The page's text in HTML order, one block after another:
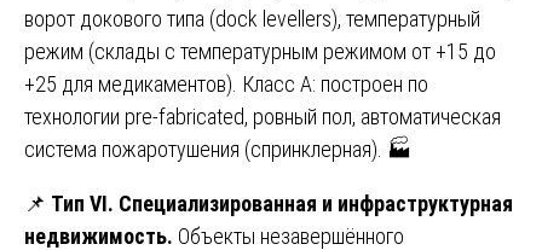
ворот докового типа (dock levellers), температурный
режим (склады с температурным режимом от +15 до
+25 для медикаментов). Класс А: построен по
технологии pre-fabricated, ровный пол, автоматическая
система пожаротушения (спринклерная). 🏭
📌 Тип VI. Специализированная и инфраструктурная
недвижимость. Объекты незавершённого